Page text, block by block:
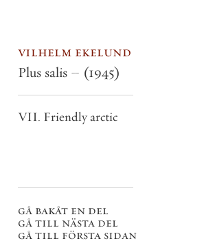
vilhelm ekelund
Plus salis – (1945)
VII. Friendly arctic
gå bakåt en del
gå till nästa del
gå till första sidan